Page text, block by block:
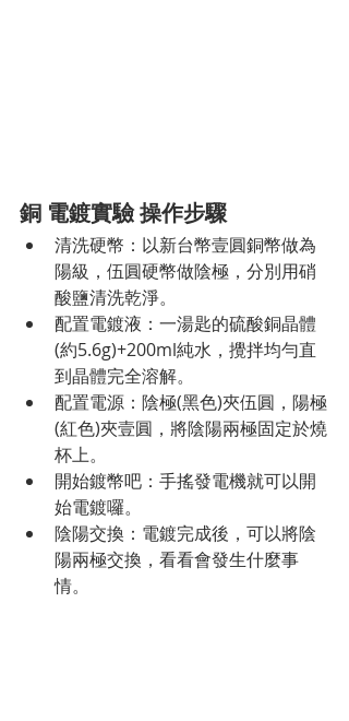
銅 電鍍實驗 操作步驟
清洗硬幣：以新台幣壹圓銅幣做為
陽級，伍圓硬幣做陰極，分別用硝
酸鹽清洗乾淨。
配置電鍍液：一湯匙的硫酸銅晶體
(約5.6g)+200ml純水，攪拌均勻直
到晶體完全溶解。
配置電源：陰極(黑色)夾伍圓，陽極
(紅色)夾壹圓，將陰陽兩極固定於燒
杯上。
開始鍍幣吧：手搖發電機就可以開
始電鍍囉。
陰陽交換：電鍍完成後，可以將陰
陽兩極交換，看看會發生什麼事
情。